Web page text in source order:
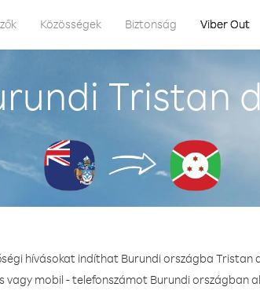
Közösségek Biztonság Viber Out
Tristan
hívásokat indíthat Burundi országba Tristan
vagy mobil - telefonszámot Burundi országban